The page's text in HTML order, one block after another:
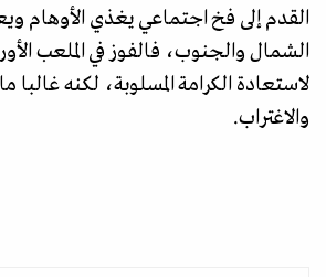
القدم إلى فخ اجتماعي يغذي الأوهام
الشمال والجنوب، فالفوز في الملعب
لاستعادة الكرامة المسلوبة، لكنه غالبا
والاغتراب.